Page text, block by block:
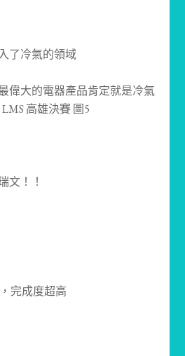
了冷氣的領域
偉大的電器產品肯定就是冷氣
文！！
完成度超高